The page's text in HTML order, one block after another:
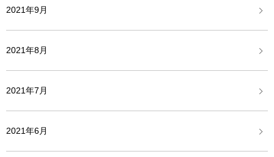
2021年9月
2021年8月
2021年7月
2021年6月